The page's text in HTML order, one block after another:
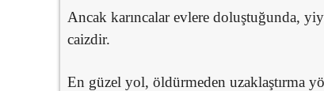
Ancak karıncalar evlere doluştuğunda,
caizdir.
En güzel yol, öldürmeden uzaklaştırma